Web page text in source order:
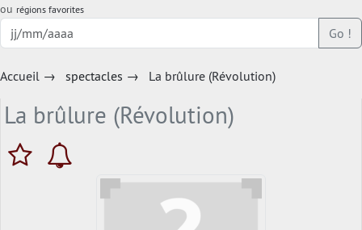
ou régions favorites
Go !
Accueil → spectacles → La brûlure (Révolution)
La brûlure (Révolution)